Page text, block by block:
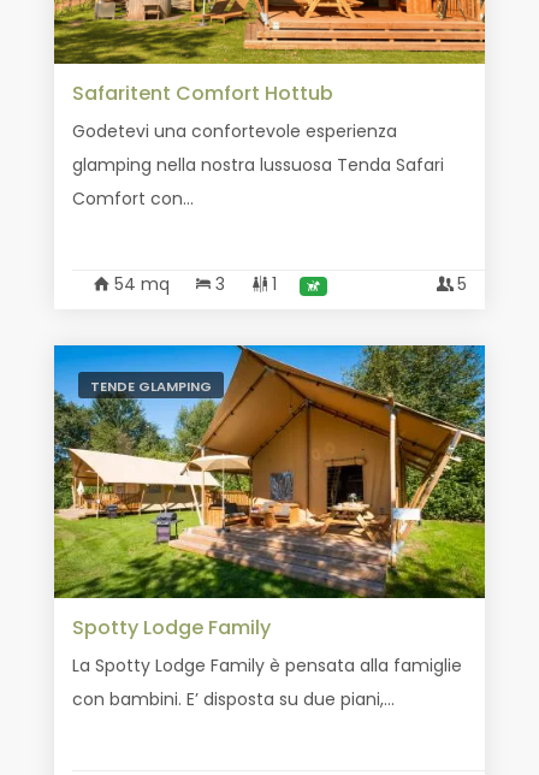
Safaritent Comfort Hottub
Godetevi una confortevole esperienza
glamping nella nostra lussuosa Tenda Safari
Comfort con...
54 mq 3 1 5
TENDE GLAMPING
Spotty Lodge Family
La Spotty Lodge Family è pensata alla famiglie
con bambini. E’ disposta su due piani,...